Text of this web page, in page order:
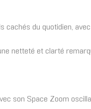
cachés du quotidien,
netteté et clarté
son Space Zoom